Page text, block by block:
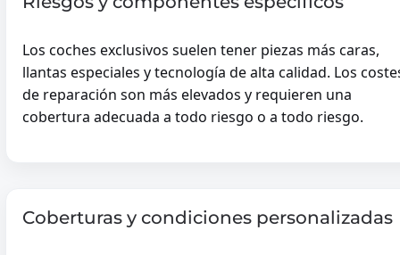
Contenido
Responsabilidad
Accidentes Familiares
VALORES
-
Los coches exclusivos suelen tener piezas más caras,
llantas especiales y tecnología de alta calidad. Los
de reparación son más elevados y requieren una
cobertura adecuada a todo riesgo o a todo riesgo.
Coberturas y condiciones personalizadas